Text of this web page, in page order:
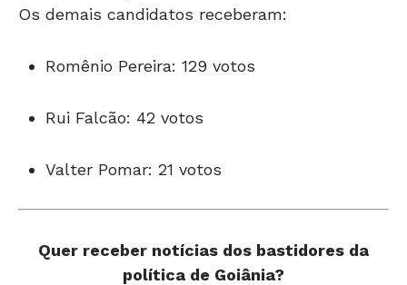
Os demais candidatos receberam:
Romênio Pereira: 129 votos
Rui Falcão: 42 votos
Valter Pomar: 21 votos
Quer receber notícias dos bastidores da
política de Goiânia?